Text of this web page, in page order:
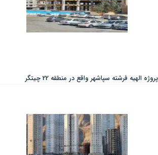
پروژه الهیه فرشته سپاشهر واقع در منطقه 22 چیتگر